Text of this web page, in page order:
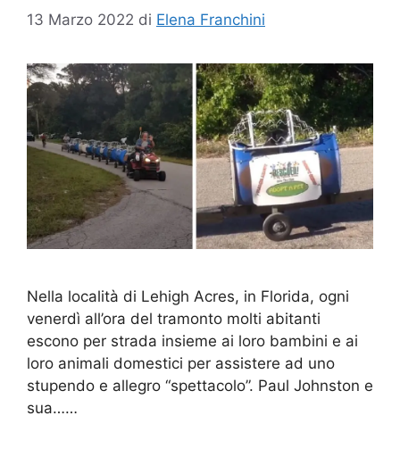
13 Marzo 2022 di Elena Franchini
Nella località di Lehigh Acres, in Florida, ogni
venerdì all’ora del tramonto molti abitanti
escono per strada insieme ai loro bambini e ai
loro animali domestici per assistere ad uno
stupendo e allegro “spettacolo”. Paul Johnston e
sua……